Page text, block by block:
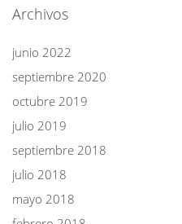
Archivos
junio 2022
septiembre 2020
octubre 2019
julio 2019
septiembre 2018
julio 2018
mayo 2018